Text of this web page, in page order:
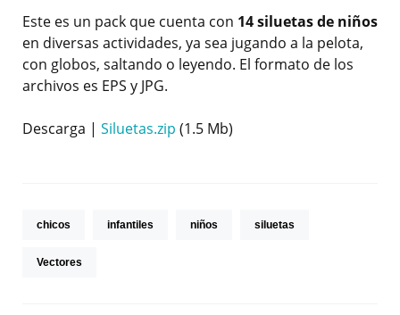
Este es un pack que cuenta con 14 siluetas de niños
en diversas actividades, ya sea jugando a la pelota,
con globos, saltando o leyendo. El formato de los
archivos es EPS y JPG.
Descarga | Siluetas.zip (1.5 Mb)
chicos infantiles niños siluetas
Vectores